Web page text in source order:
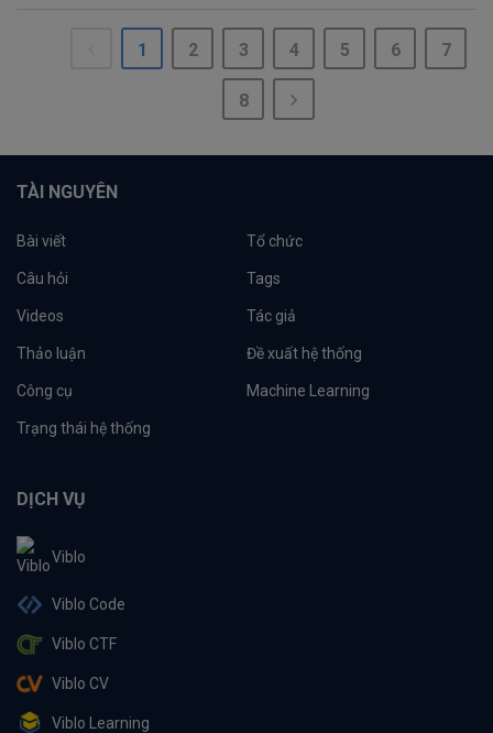
1 2 3 4 5 6 7
8
TÀI NGUYÊN
Bài viết Tổ chức
Câu hỏi Tags
Videos Tác giả
Thảo luận Đề xuất hệ thống
Công cụ Machine Learning
Trạng thái hệ thống
DỊCH VỤ
Viblo
Viblo Code
Viblo CTF
Viblo CV
Viblo Learning